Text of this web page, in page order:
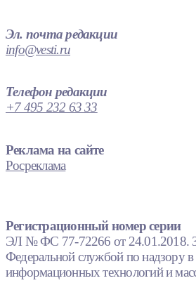
Эл. почта редакции
info@vesti.ru
Телефон редакции
+7 495 232 63 33
Реклама на сайте
Росреклама
Регистрационный номер серии
ЭЛ № ФС 77-72266 от 24.01.2018.
Федеральной службой по надзору в
информационных технологий и